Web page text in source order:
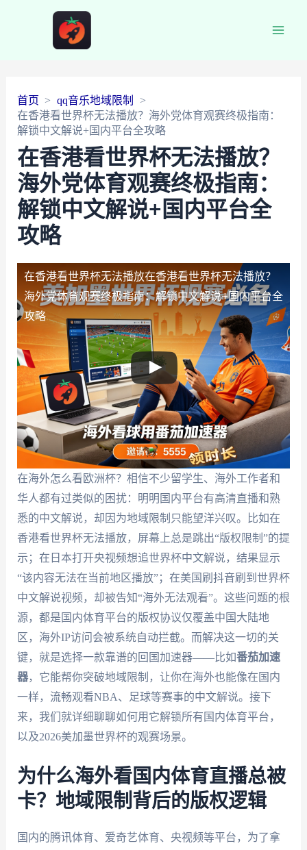
首页
qq音乐地域限制
在香港看世界杯无法播放？海外党体育观赛终极指南：
解锁中文解说+国内平台全攻略
在香港看世界杯无法播放？
海外党体育观赛终极指南：
解锁中文解说+国内平台全
攻略
在香港看世界杯无法播放在香港看世界杯无法播放？
海外党体育观赛终极指南：解锁中文解说+国内平台全
攻略
在海外怎么看欧洲杯？相信不少留学生、海外工作者和
华人都有过类似的困扰：明明国内平台有高清直播和熟
悉的中文解说，却因为地域限制只能望洋兴叹。比如在
香港看世界杯无法播放，屏幕上总是跳出“版权限制”的提
示；在日本打开央视频想追世界杯中文解说，结果显示
“该内容无法在当前地区播放”；在美国刷抖音刷到世界杯
中文解说视频，却被告知“海外无法观看”。这些问题的根
源，都是国内体育平台的版权协议仅覆盖中国大陆地
区，海外IP访问会被系统自动拦截。而解决这一切的关
键，就是选择一款靠谱的回国加速器——比如番茄加速
器，它能帮你突破地域限制，让你在海外也能像在国内
一样，流畅观看NBA、足球等赛事的中文解说。接下
来，我们就详细聊聊如何用它解锁所有国内体育平台，
以及2026美加墨世界杯的观赛场景。
为什么海外看国内体育直播总被
卡？地域限制背后的版权逻辑
国内的腾讯体育、爱奇艺体育、央视频等平台，为了拿